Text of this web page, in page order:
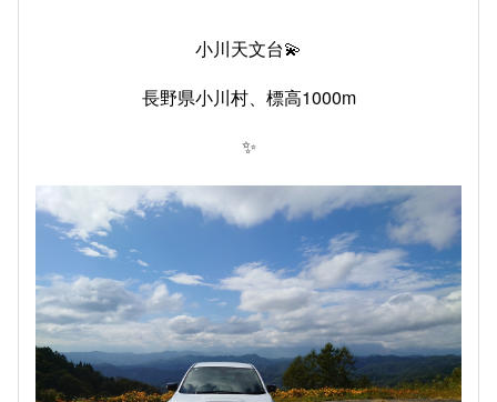
小川天文台💫
長野県小川村、標高1000m
✨